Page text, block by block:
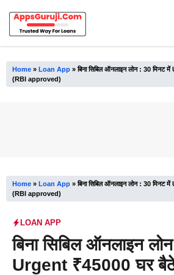
content
Home » Loan App »बिना सिबिल ऑनलाइन लोन : 30
(RBI approved)
Home » Loan App »बिना सिबिल ऑनलाइन लोन : 30
(RBI approved)
LOAN APP
बिना सिबिल ऑनलाइन
Urgent ₹45000 घर